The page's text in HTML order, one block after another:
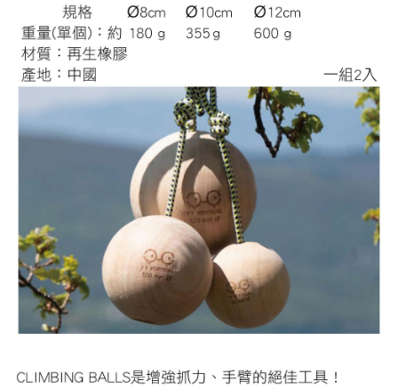
1.分期款項不併入電信帳單，「大哥付你分期」於每月結算日後寄送繳費提
醒簡訊。
2.透過簡訊連結打開帳單後，可選擇「超商條碼／台灣大直營門市／銀行轉
帳／街口支付／iPASS MONEY」等通路繳費。
【注意事項】
1.本服務係由「台灣大哥大股份有限公司」（以下簡稱本公司）所提供，讓
用戶於交易時，得透過本服務購買商品或服務，並由商店將買賣／分期付款
買賣價金債權讓與本公司後，依約使用本公司帳單繳交帳款。
2.基於同意付款使用「大哥付你分期」之契約關係目的，商店將以您的個人
資料（包含姓名、電話或地址）提供予台灣大哥大進項蒐集、處理及利用，
由本公司與您本人進行分期帳單所需資料之確認、核對及更正。
3.完整用戶服務條款，請詳閱以下連結： https://oppay.tw/userRule
【「AFTEE先享後付」結帳流程】
１．於結帳方式選擇「AFTEE先享後付」後，將跳轉至「AFTEE先享後付」
結帳頁面，進行簡訊認證並確認金額後，即可完成結帳。
２．訂單成立數日內，您將收到繳費通知簡訊。
３．收到繳費通知簡訊後14天內，點擊此簡訊中的連結，可透過四大超商／
ATM／網路銀行／等多元方式進行付款，方視為交易完成。
※ 請注意：結帳手續完成當下不需立刻繳費，但若您需要取消訂單，請聯絡
購買商品的店家。未經商家同意取消之訂單仍視為有效，需透過AFTEE先享
後付繳納相關費用。
※ 交易是否成功請以「AFTEE先享後付 」之結帳頁面顯示為準，若有關於
是否繳費成功／繳費後需取消欲退款等相關疑問，請聯繫「AFTEE先享後付
https://netprotections.freshdesk.com/support/home
【注意事項】
１．透過由恩沛科技股份有限公司提供之「AFTEE先享後付」服務完成之交
易，需依本服務之必要範圍內提供個人資料，並將交易相關給付款項請求債
權轉讓予恩沛科技股份有限公司。
２．關於個人資料處理事宜，請瀏覽以下網址：
https://aftee.tw/terms/#terms3
３．未成年的使用者請事先徵得法定代理人或監護人之同意方可使用
「AFTEE先享後付」，若未經同意申辦者引起之損失，本公司不負相關責
時審查核予不同之上限額度；若仍有額度不足之情形，本公司將視審查結果
全家取貨付款
每筆NT$60，滿NT$499(含以上)免運費
7-11取貨付款
每筆NT$60，滿NT$799(含以上)免運費
宅配
每筆NT$100，滿NT$799(含以上)免運費
貨到付款
每筆NT$130，滿NT$3,000(含以上)免運費